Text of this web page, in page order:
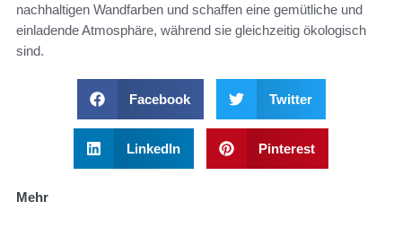
nachhaltigen Wandfarben und schaffen eine gemütliche und
einladende Atmosphäre, während sie gleichzeitig ökologisch
sind.
Facebook Twitter
LinkedIn Pinterest
Mehr